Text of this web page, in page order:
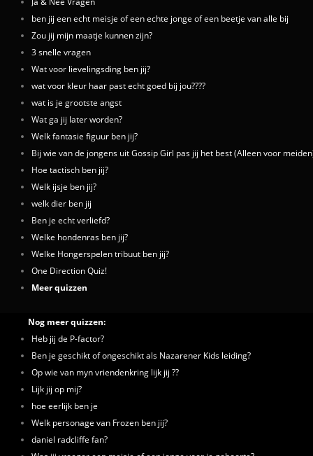
ben jij een echt meisje of een echte jonge of een beetje van alle bij
Zou jij mijn maatje kunnen zijn?
3 snelle vragen
Wat voor lievelingsding ben jij?
wat voor kleur haar past echt goed bij jou????
wat is je grootste angst
Wat ga jij later worden?
Welk fantasie figuur ben jij?
Bij wie van de jongens uit Gossip Girl pas jij het best (Alleen voor
Hoe tactisch ben jij?
Welk ijsje ben jij?
welk dier ben jij
Ben je echt verliefd?
Welke hondenras ben jij?
Welke Hongerspelen tribuut ben jij?
One Direction Quiz!
Meer quizzen
Nog meer quizzen:
Heb jij de P-factor?
Ben je geschikt of ongeschikt als Nazarener Kids leiding?
Op wie van myn vriendenkring lijk jij ??
Lijk jij op mij?
hoe eerlijk ben je
Welk personage van Frozen ben jij?
daniel radcliffe fan?